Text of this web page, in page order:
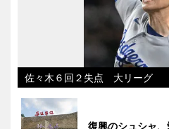
佐々木６回２失点 大リーグ
復興のシュシャ